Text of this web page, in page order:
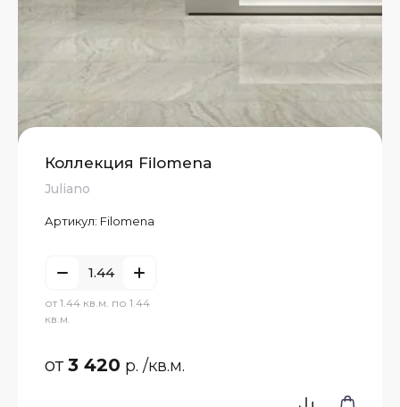
Коллекция Filomena
Juliano
Артикул: Filomena
от 1.44 кв.м. по 1.44
кв.м.
от3 420 р. /кв.м.